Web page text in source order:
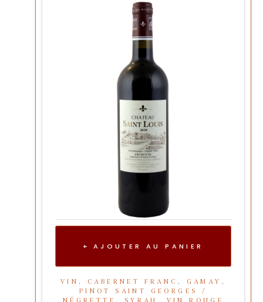
AJOUTER AU PANIER
VIN , CABERNET FRANC , GAMAY ,
PINOT SAINT GEORGES /